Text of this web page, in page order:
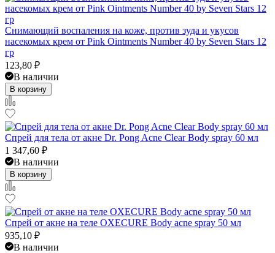
Снимающий воспаления на коже, против зуда и укусов
насекомых крем от Pink Ointments Number 40 by Seven Stars 12
гр
123,80 ₽
В наличии
В корзину
Спрей для тела от акне Dr. Pong Acne Clear Body spray 60 мл
1 347,60 ₽
В наличии
В корзину
Спрей от акне на теле OXECURE Body acne spray 50 мл
935,10 ₽
В наличии